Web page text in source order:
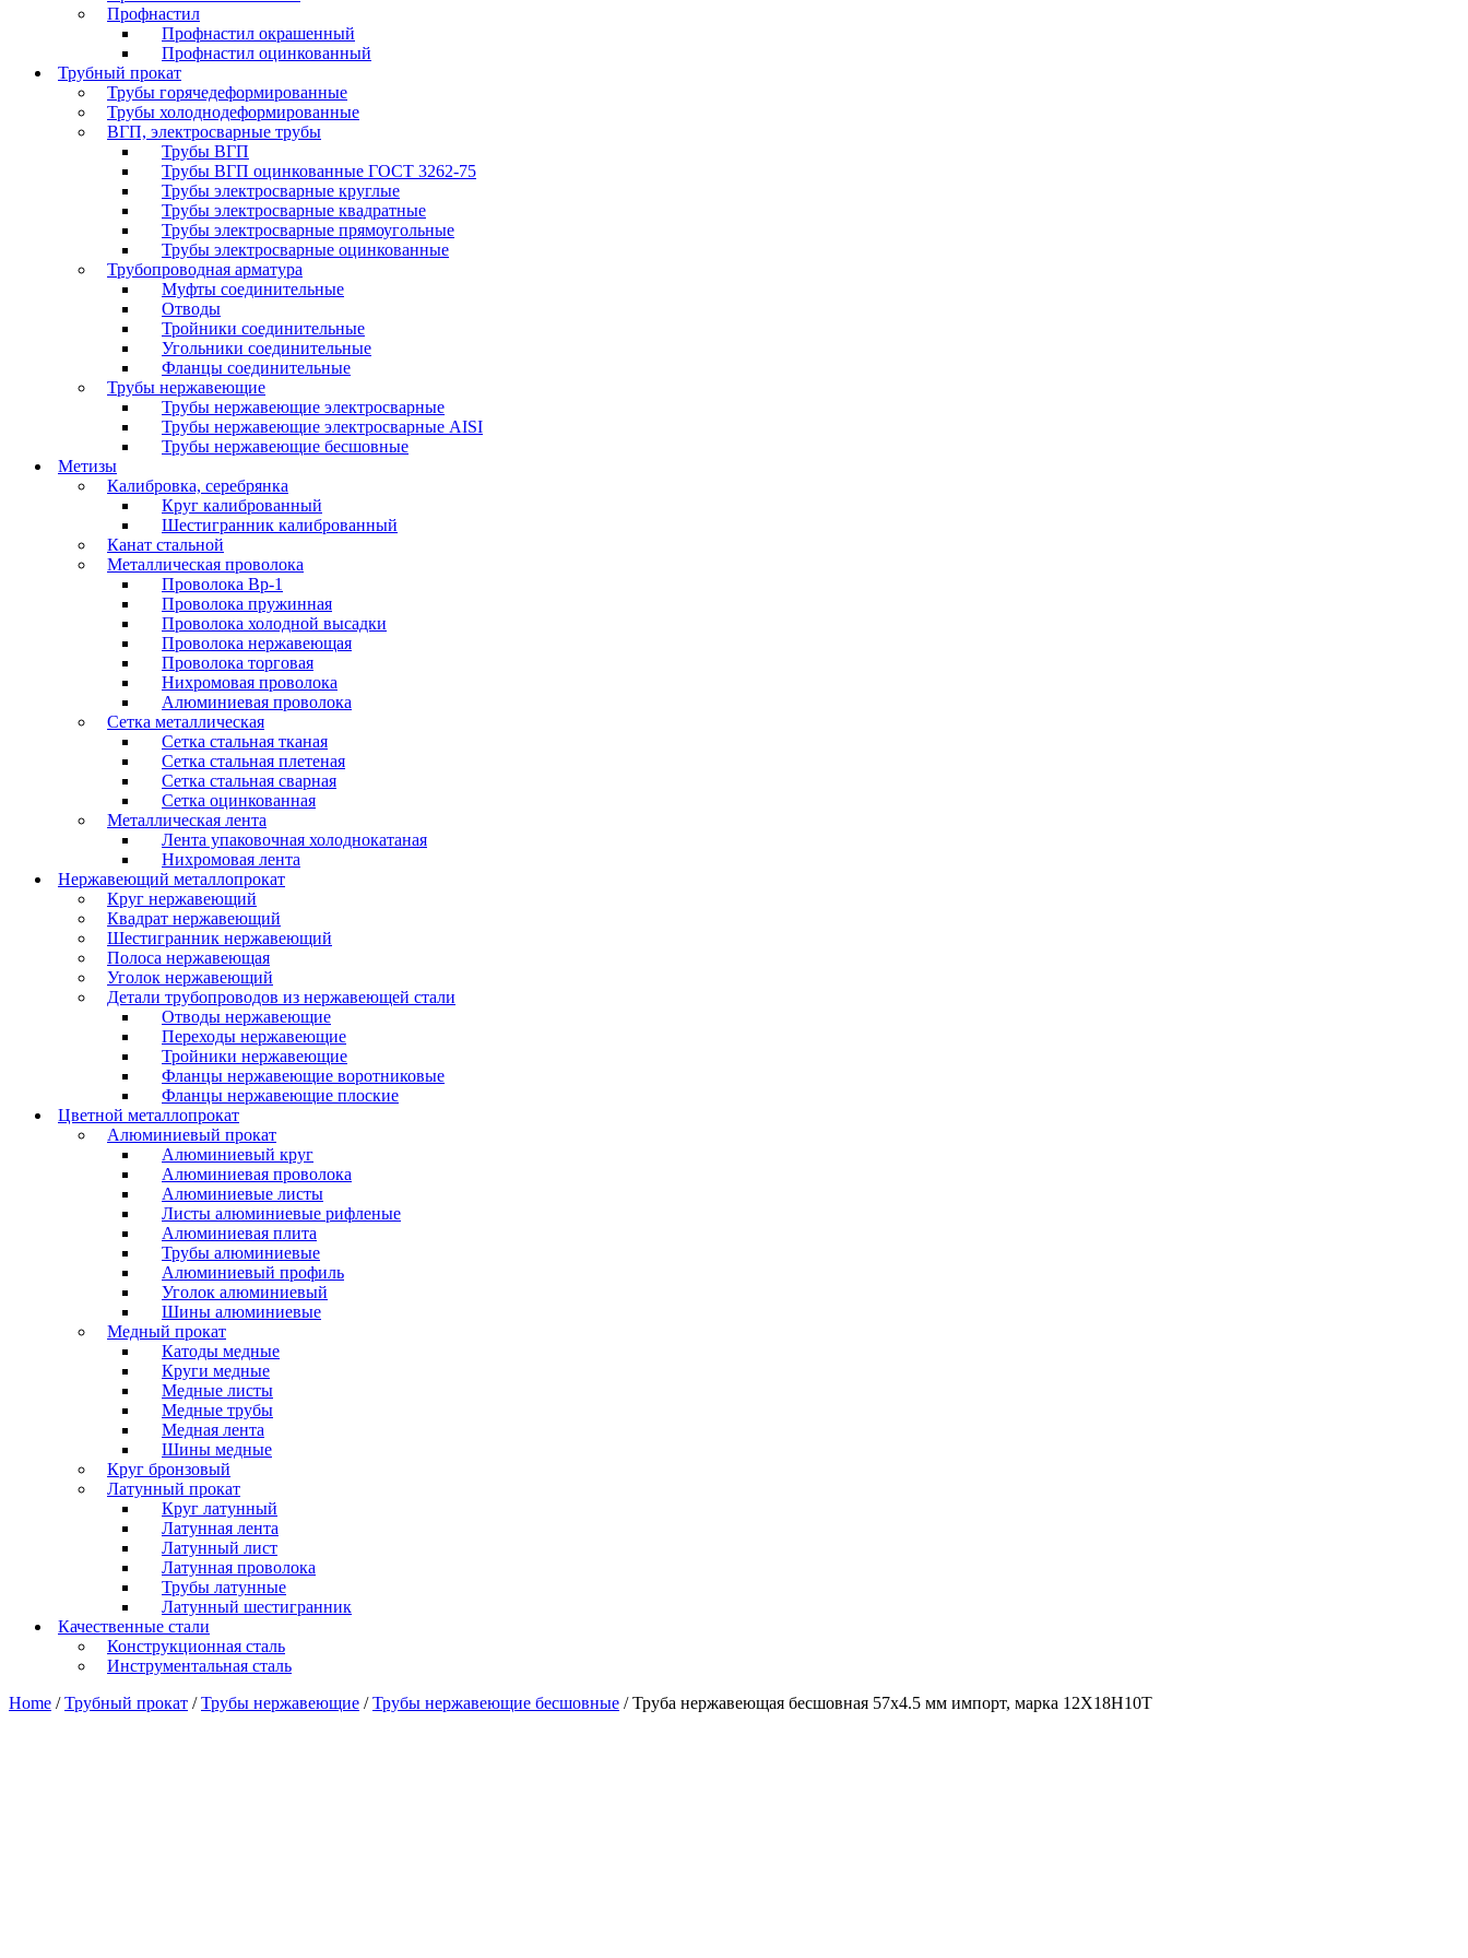
Профнастил
Профнастил окрашенный
Профнастил оцинкованный
Трубный прокат
Трубы горячедеформированные
Трубы холоднодеформированные
ВГП, электросварные трубы
Трубы ВГП
Трубы ВГП оцинкованные ГОСТ 3262-75
Трубы электросварные круглые
Трубы электросварные квадратные
Трубы электросварные прямоугольные
Трубы электросварные оцинкованные
Трубопроводная арматура
Муфты соединительные
Отводы
Тройники соединительные
Угольники соединительные
Фланцы соединительные
Трубы нержавеющие
Трубы нержавеющие электросварные
Трубы нержавеющие электросварные AISI
Трубы нержавеющие бесшовные
Метизы
Калибровка, серебрянка
Круг калиброванный
Шестигранник калиброванный
Канат стальной
Металлическая проволока
Проволока Вр-1
Проволока пружинная
Проволока холодной высадки
Проволока нержавеющая
Проволока торговая
Нихромовая проволока
Алюминиевая проволока
Сетка металлическая
Сетка стальная тканая
Сетка стальная плетеная
Сетка стальная сварная
Сетка оцинкованная
Металлическая лента
Лента упаковочная холоднокатаная
Нихромовая лента
Нержавеющий металлопрокат
Круг нержавеющий
Квадрат нержавеющий
Шестигранник нержавеющий
Полоса нержавеющая
Уголок нержавеющий
Детали трубопроводов из нержавеющей стали
Отводы нержавеющие
Переходы нержавеющие
Тройники нержавеющие
Фланцы нержавеющие воротниковые
Фланцы нержавеющие плоские
Цветной металлопрокат
Алюминиевый прокат
Алюминиевый круг
Алюминиевая проволока
Алюминиевые листы
Листы алюминиевые рифленые
Алюминиевая плита
Трубы алюминиевые
Алюминиевый профиль
Уголок алюминиевый
Шины алюминиевые
Медный прокат
Катоды медные
Круги медные
Медные листы
Медные трубы
Медная лента
Шины медные
Круг бронзовый
Латунный прокат
Круг латунный
Латунная лента
Латунный лист
Латунная проволока
Трубы латунные
Латунный шестигранник
Качественные стали
Конструкционная сталь
Инструментальная сталь
Home /Трубный прокат /Трубы нержавеющие /Трубы нержавеющие бесшовные / Труба нержавеющая бесшовная 57х4.5 мм импорт, марка 12Х18Н10Т